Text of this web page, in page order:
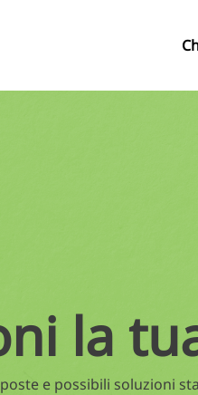
la
e possibili soluzioni